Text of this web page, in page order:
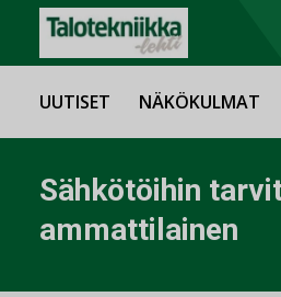
UUTISET NÄKÖKULMAT
Sähkötöihin
ammattilainen